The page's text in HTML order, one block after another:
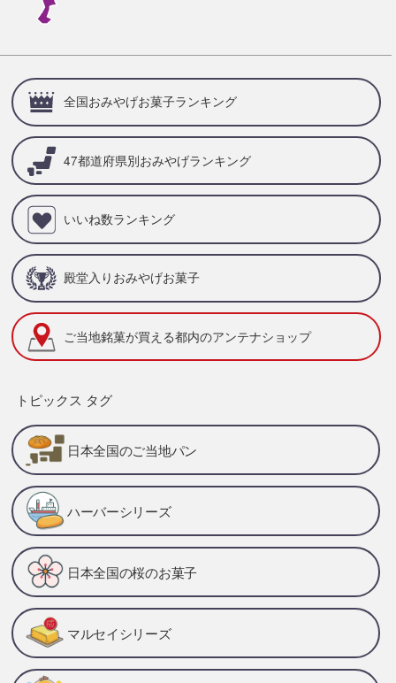
全国おみやげお菓子ランキング
47都道府県別おみやげランキング
いいね数ランキング
殿堂入りおみやげお菓子
ご当地銘菓が買える都内のアンテナショップ
トピックス タグ
日本全国のご当地パン
ハーバーシリーズ
日本全国の桜のお菓子
マルセイシリーズ